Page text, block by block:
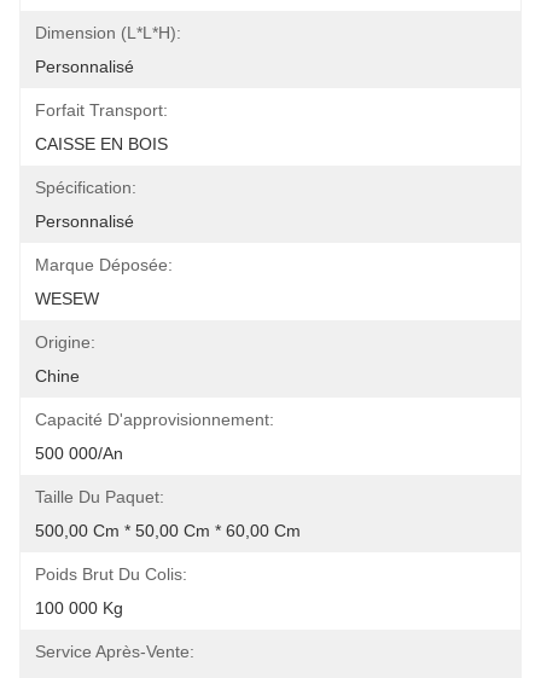
Dimension (l*l*h):
Personnalisé
Forfait Transport:
CAISSE EN BOIS
Spécification:
Personnalisé
Marque Déposée:
WESEW
Origine:
Chine
Capacité D'approvisionnement:
500 000/an
Taille Du Paquet:
500,00 Cm * 50,00 Cm * 60,00 Cm
Poids Brut Du Colis:
100 000 Kg
Service Après-Vente: